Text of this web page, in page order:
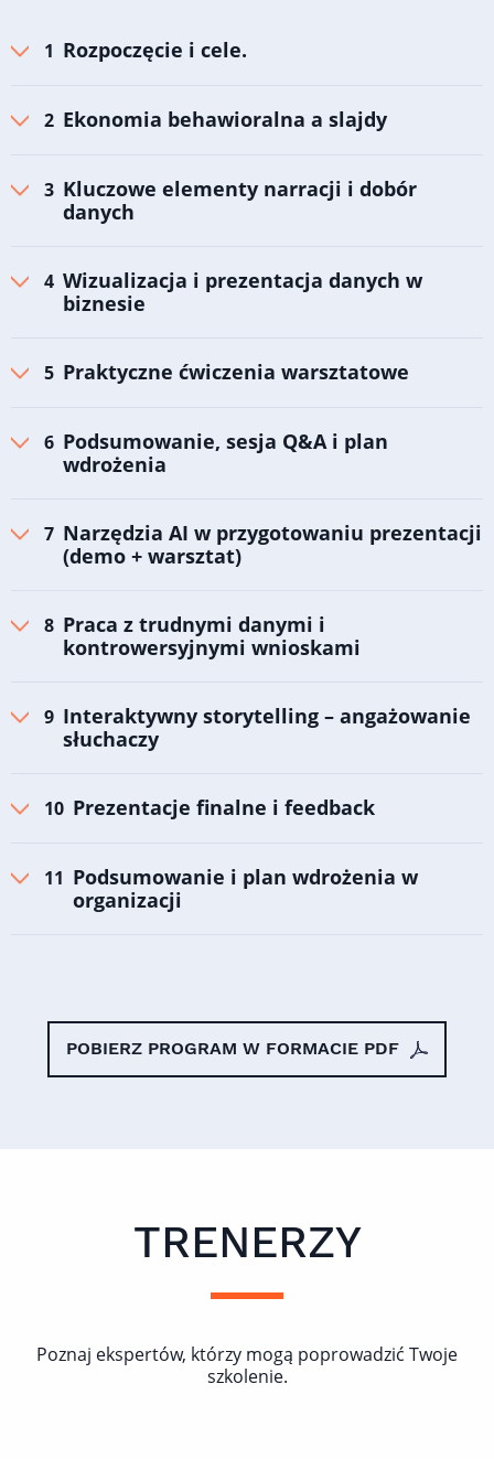
Rozpoczęcie i cele.
Ekonomia behawioralna a slajdy
Kluczowe elementy narracji i dobór
danych
Wizualizacja i prezentacja danych w
biznesie
Praktyczne ćwiczenia warsztatowe
Podsumowanie, sesja Q&A i plan
wdrożenia
Narzędzia AI w przygotowaniu prezentacji
(demo + warsztat)
Praca z trudnymi danymi i
kontrowersyjnymi wnioskami
Interaktywny storytelling – angażowanie
słuchaczy
Prezentacje finalne i feedback
Podsumowanie i plan wdrożenia w
organizacji
POBIERZ PROGRAM W FORMACIE PDF
TRENERZY
Poznaj ekspertów, którzy mogą poprowadzić Twoje
szkolenie.